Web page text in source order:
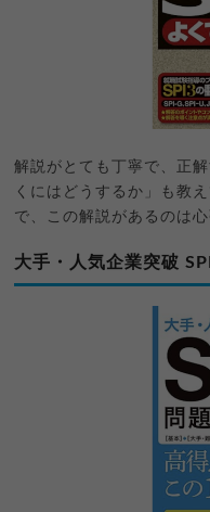
解説がとても丁寧で、正
くにはどうするか」も教
で、この解説があるのは心
大手・人気企業突破